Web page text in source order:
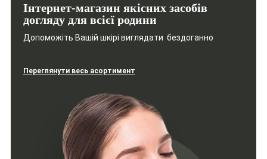
Інтернет-магазин якісних засобів
догляду для всієї родини
Допоможіть Вашій шкірі виглядати бездоганно
Переглянути весь асортимент